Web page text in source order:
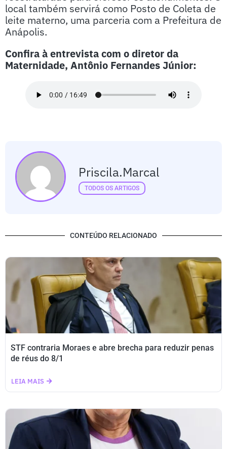
local também servirá como Posto de Coleta de
leite materno, uma parceria com a Prefeitura de
Anápolis.
Confira à entrevista com o diretor da
Maternidade, Antônio Fernandes Júnior:
Priscila.marcal
TODOS OS ARTIGOS
CONTEÚDO RELACIONADO
STF contraria Moraes e abre brecha para reduzir penas
de réus do 8/1
LEIA MAIS